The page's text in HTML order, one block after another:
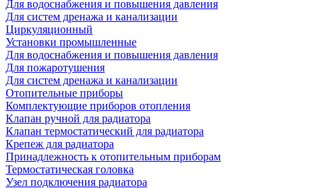
Для водоснабжения и повышения давления
Для систем дренажа и канализации
Циркуляционный
Установки промышленные
Для водоснабжения и повышения давления
Для пожаротушения
Для систем дренажа и канализации
Отопительные приборы
Комплектующие приборов отопления
Клапан ручной для радиатора
Клапан термостатический для радиатора
Крепеж для радиатора
Принадлежность к отопительным приборам
Термостатическая головка
Узел подключения радиатора